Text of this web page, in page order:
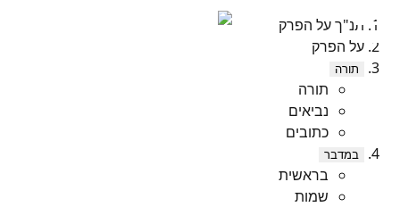
תנ"ך על הפרק
על הפרק
תורה
תורה
נביאים
כתובים
במדבר
בראשית
שמות